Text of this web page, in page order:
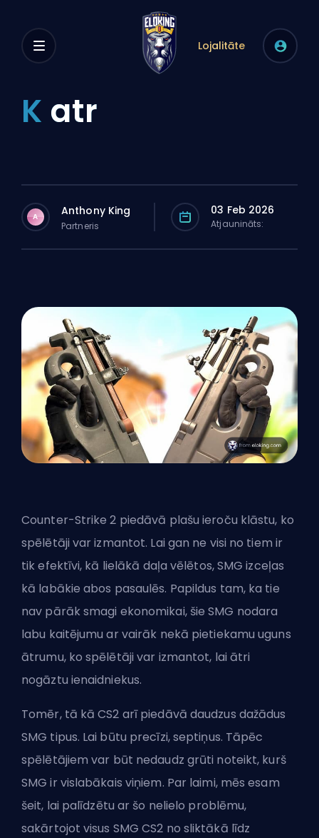
Lojalitāte
K atr
A Anthony King
Partneris
03 Feb 2026
Atjaunināts:
Counter-Strike 2 piedāvā plašu ieroču klāstu, ko
spēlētāji var izmantot. Lai gan ne visi no tiem ir
tik efektīvi, kā lielākā daļa vēlētos, SMG izceļas
kā labākie abos pasaulēs. Papildus tam, ka tie
nav pārāk smagi ekonomikai, šie SMG nodara
labu kaitējumu ar vairāk nekā pietiekamu uguns
ātrumu, ko spēlētāji var izmantot, lai ātri
nogāztu ienaidniekus.
Tomēr, tā kā CS2 arī piedāvā daudzus dažādus
SMG tipus. Lai būtu precīzi, septiņus. Tāpēc
spēlētājiem var būt nedaudz grūti noteikt, kurš
SMG ir vislabākais viņiem. Par laimi, mēs esam
šeit, lai palīdzētu ar šo nelielo problēmu,
sakārtojot visus SMG CS2 no sliktākā līdz